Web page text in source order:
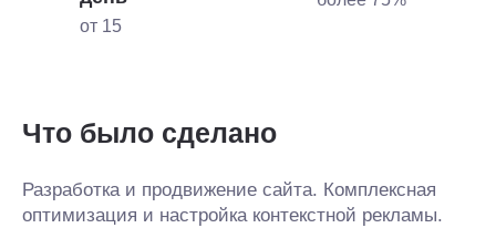
от 15
Что было сделано
Разработка и продвижение сайта. Комплексная
оптимизация и настройка контекстной рекламы.